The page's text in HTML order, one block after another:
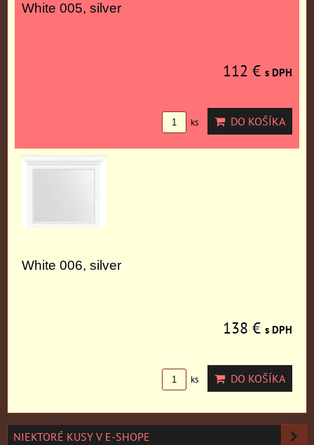
White 005, silver
112 € s DPH
ks DO KOŠÍKA
White 006, silver
138 € s DPH
ks DO KOŠÍKA
NIEKTORÉ KUSY V E-SHOPE